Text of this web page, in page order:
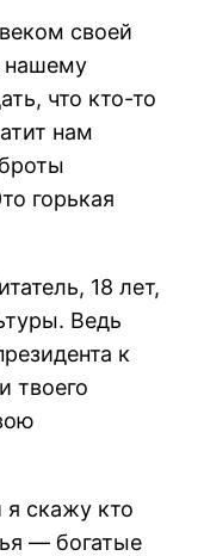
своей
нашему
что кто-то
нам
горькая
18 лет,
Ведь
к
твоего
я скажу кто
— богатые